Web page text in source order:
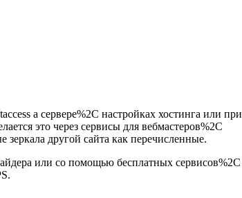
а сервере%2C настройках хостинга или при
это через сервисы для вебмастеров%2C
другой сайта как перечисленные.
или со помощью бесплатных сервисов%2C